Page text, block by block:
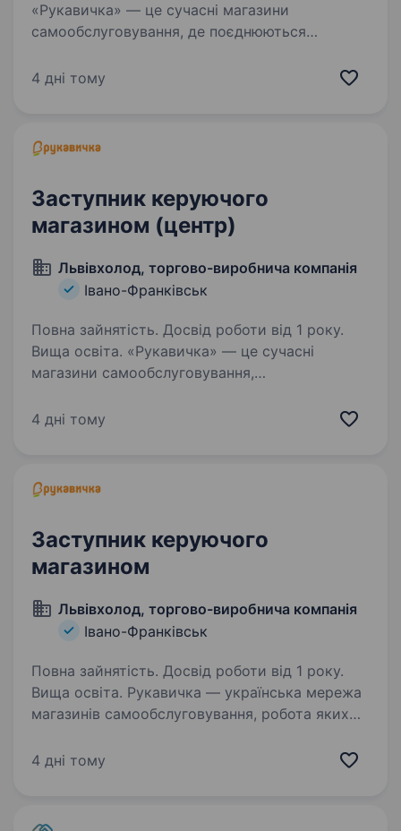
«Рукавичка» — це сучасні магазини
самообслуговування, де поєднюються
практики ритейлу. Ми активно розвиваємося
4 дні тому
Заступник керуючого
магазином (центр)
Львівхолод, торгово-виробнича компанія
Івано-Франківськ
Повна зайнятість. Досвід роботи від 1 року.
Вища освіта. «Рукавичка» — це сучасні
магазини самообслуговування,
та найкращі західні практики ритейлу.
які…
4 дні тому
Заступник керуючого
магазином
Львівхолод, торгово-виробнича компанія
Івано-Франківськ
Повна зайнятість. Досвід роботи від 1 року.
Вища освіта. Рукавичка — українська мережа
магазинів самообслуговування, робота яких
гостинності. Запрошуємо взяти участь
4 дні тому